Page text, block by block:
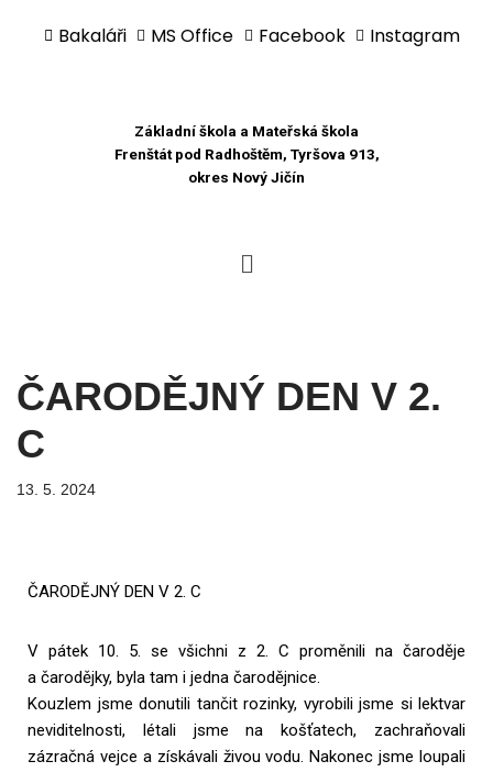
Bakaláři MS Office Facebook Instagram
Základní škola a Mateřská škola
Frenštát pod Radhoštěm, Tyršova 913,
okres Nový Jičín
ČARODĚJNÝ DEN V 2.
C
13. 5. 2024
ČARODĚJNÝ DEN V 2. C
V pátek 10. 5. se všichni z 2. C proměnili na čaroděje
a čarodějky, byla tam i jedna čarodějnice.
Kouzlem jsme donutili tančit rozinky, vyrobili jsme si lektvar
neviditelnosti, létali jsme na košťatech, zachraňovali
zázračná vejce a získávali živou vodu. Nakonec jsme loupali